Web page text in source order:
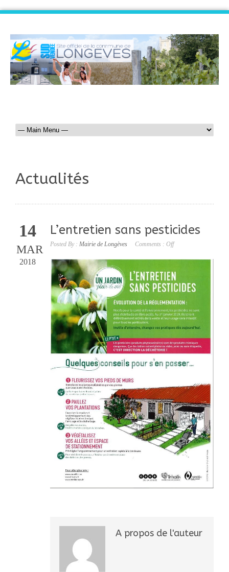
Actualités
14
MAR
2018
L’entretien sans pesticides
Posted By : Mairie de Longèves Comments : Off
A propos de l'auteur